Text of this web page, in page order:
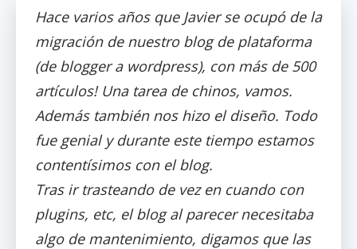
Hace varios años que Javier se ocupó de la
migración de nuestro blog de plataforma
(de blogger a wordpress), con más de 500
artículos! Una tarea de chinos, vamos.
Además también nos hizo el diseño. Todo
fue genial y durante este tiempo estamos
contentísimos con el blog.
Tras ir trasteando de vez en cuando con
plugins, etc, el blog al parecer necesitaba
algo de mantenimiento, digamos que las